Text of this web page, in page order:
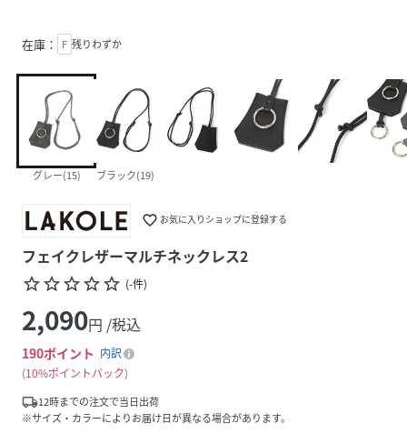
在庫： F 残りわずか
グレー(15) ブラック(19)
favorite_border お気に入りショップに登録する
フェイクレザーマルチネックレス2
star_borderstar_borderstar_borderstar_borderstar_border (-件)
2,090円 /税込
190ポイント 内訳
10%ポイントバック
local_shipping12時までの注文で当日出荷
※サイズ・カラーによりお届け日が異なる場合があります。